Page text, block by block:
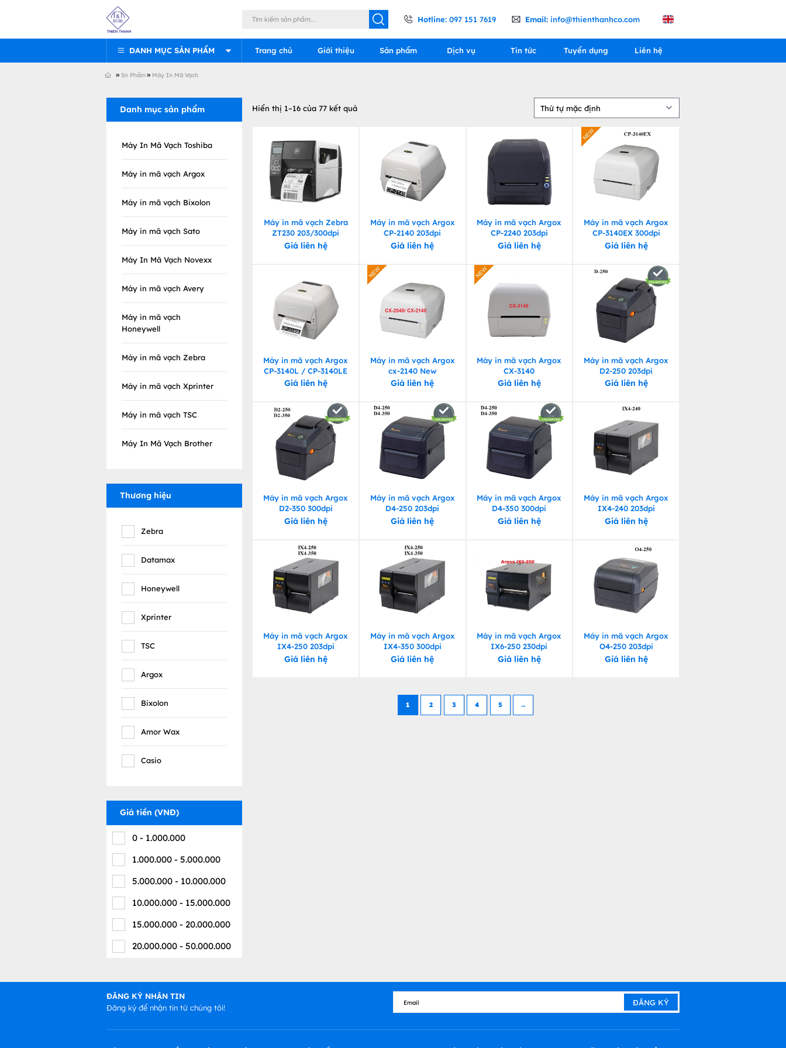
Hotline: 097 151 7619 Email: info@thienthanhco.com
DANH MỤC SẢN PHẨM Trang chủ Giới thiệu Sản phẩm Dịch vụ Tin tức Tuyển dụng Liên hệ
» Sn Phẩm » Máy In Mã Vạch
Danh mục sản phẩm
Máy In Mã Vạch Toshiba
Máy in mã vạch Argox
Máy in mã vạch Bixolon
Máy in mã vạch Sato
Máy In Mã Vạch Novexx
Máy in mã vạch Avery
Máy in mã vạch
Honeywell
Máy in mã vạch Zebra
Máy in mã vạch Xprinter
Máy in mã vạch TSC
Máy In Mã Vạch Brother
Thương hiệu
Zebra
Datamax
Honeywell
Xprinter
TSC
Argox
Bixolon
Amor Wax
Casio
Giá tiền (VNĐ)
0 - 1.000.000
1.000.000 - 5.000.000
5.000.000 - 10.000.000
10.000.000 - 15.000.000
15.000.000 - 20.000.000
20.000.000 - 50.000.000
Hiển thị 1–16 của 77 kết quả
Máy in mã vạch Zebra
ZT230 203/300dpi
Giá liên hệ
Máy in mã vạch Argox
CP-2140 203dpi
Giá liên hệ
Máy in mã vạch Argox
CP-2240 203dpi
Giá liên hệ
Máy in mã vạch Argox
CP-3140EX 300dpi
Giá liên hệ
Máy in mã vạch Argox
CP-3140L / CP-3140LE
Giá liên hệ
Máy in mã vạch Argox
cx-2140 New
Giá liên hệ
Máy in mã vạch Argox
CX-3140
Giá liên hệ
Máy in mã vạch Argox
D2-250 203dpi
Giá liên hệ
Máy in mã vạch Argox
D2-350 300dpi
Giá liên hệ
Máy in mã vạch Argox
D4-250 203dpi
Giá liên hệ
Máy in mã vạch Argox
D4-350 300dpi
Giá liên hệ
Máy in mã vạch Argox
IX4-240 203dpi
Giá liên hệ
Máy in mã vạch Argox
IX4-250 203dpi
Giá liên hệ
Máy in mã vạch Argox
IX4-350 300dpi
Giá liên hệ
Máy in mã vạch Argox
IX6-250 230dpi
Giá liên hệ
Máy in mã vạch Argox
O4-250 203dpi
Giá liên hệ
1 2 3 4 5 →
ĐĂNG KÝ NHẬN TIN
Đăng ký để nhận tin từ chúng tôi!